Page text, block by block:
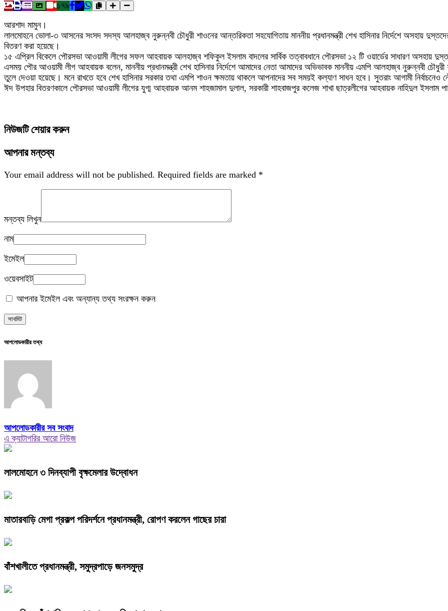
১৭৯
আরশাদ মামুন।
লালমোহনে ভোলা-৩ আসনের সংসদ সদস্য আলহাজ্ব নুরুন্নবী চৌধুরী শাওনের আন্তরিকতা সহযোগিতায় মাননীয় প্রধানমন্ত্রী শেখ হাসিনার নির্দেশে অসহায়
বিতরণ করা হয়েছে।
১৫ এপ্রিল বিকেলে পৌরসভা আওয়ামী লীগের সফল আহবায়ক আলহাজ্ব শফিকুল ইসলাম বাদলের সার্বিক তত্বাবধানে পৌরসভা ১২ টি ওয়ার্ডের সাধারণ অসহায়
এসময় পৌর আওয়ামী লীগ আহবায়ক বলেন, মাননীয় প্রধানমন্ত্রী শেখ হাসিনার নির্দেশে আমাদের নেতা আমাদের অভিভাবক মাননীয় এমপি আলহাজ্ব নুরুন্নবী
তুলে দেওয়া হয়েছে। মনে রাখতে হবে শেখ হাসিনার সরকার তথা এমপি শাওন ক্ষমতায় থাকলে আপনাদের সব সময়ই কল্যাণ সাধন হবে। সুতরাং আগামী নির্বাচনেও
ঈদ উপহার বিতরণকালে পৌরসভা আওয়ামী লীগের যুগ্ম আহবায়ক আনম শাহজামাল দুলাল, সরকারী শাহবাজপুর কলেজ শাখা ছাত্রলীগের আহবায়ক নাহিদুল ইসলাম
নিউজটি শেয়ার করুন
আপনার মন্তব্য
Your email address will not be published. Required fields are marked *
মন্তব্য লিখুন
নাম
ইমেইল
ওয়েবসাইট
আপনার ইমেইল এবং অন্যান্য তথ্য সংরক্ষন করুন
আপলোডকারীর তথ্য
আপলোডকারীর সব সংবাদ
এ ক্যাটাগরির আরো নিউজ
লালমোহনে ৩ দিনব্যাপী বৃক্ষমেলার উদ্বোধন
মাতারবাড়ি মেগা প্রকল্প পরিদর্শনে প্রধানমন্ত্রী, রোপণ করলেন গাছের চারা
বাঁশখালীতে প্রধানমন্ত্রী, সমুদ্রপাড়ে জনসমুদ্র